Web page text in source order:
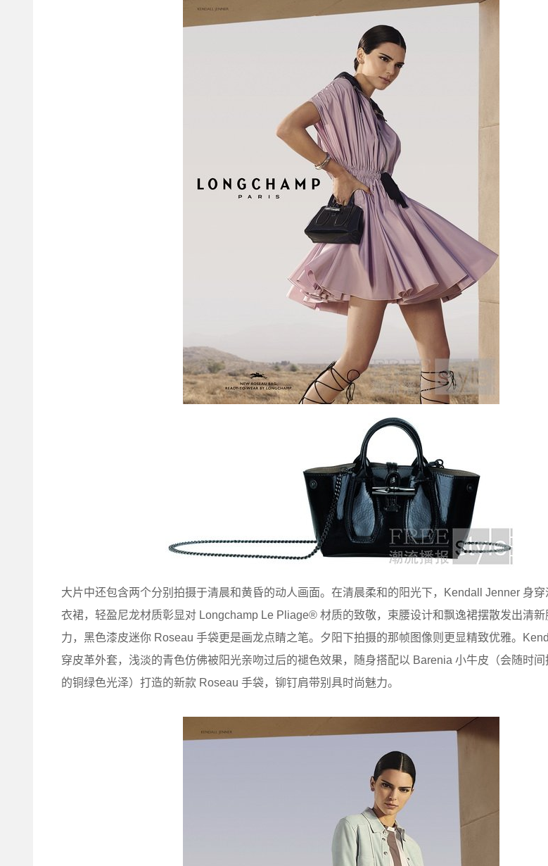
大片中还包含两个分别拍摄于清晨和黄昏的动人画面。在清晨柔和的阳光下，Kendall Jenner 身穿
衣裙，轻盈尼龙材质彰显对 Longchamp Le Pliage® 材质的致敬，束腰设计和飘逸裙摆散发出清
力，黑色漆皮迷你 Roseau 手袋更是画龙点睛之笔。夕阳下拍摄的那帧图像则更显精致优雅。
穿皮革外套，浅淡的青色仿佛被阳光亲吻过后的褪色效果，随身搭配以 Barenia 小牛皮（会随时
的铜绿色光泽）打造的新款 Roseau 手袋，铆钉肩带别具时尚魅力。